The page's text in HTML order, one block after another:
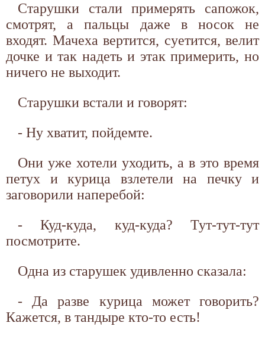
Старушки стали примерять сапожок,
смотрят, а пальцы даже в носок не
входят. Мачеха вертится, суетится, велит
дочке и так надеть и этак примерить, но
ничего не выходит.
Старушки встали и говорят:
- Ну хватит, пойдемте.
Они уже хотели уходить, а в это время
петух и курица взлетели на печку и
заговорили наперебой:
- Куд-куда, куд-куда? Тут-тут-тут
посмотрите.
Одна из старушек удивленно сказала:
- Да разве курица может говорить?
Кажется, в тандыре кто-то есть!